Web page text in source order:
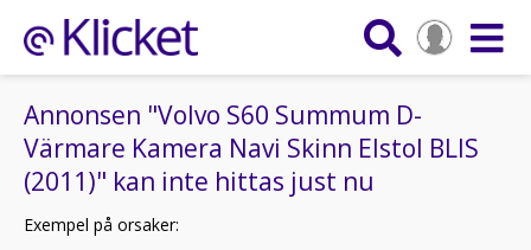
Annonsen "Volvo S60 Summum D-
Värmare Kamera Navi Skinn Elstol BLIS
(2011)" kan inte hittas just nu
Exempel på orsaker: